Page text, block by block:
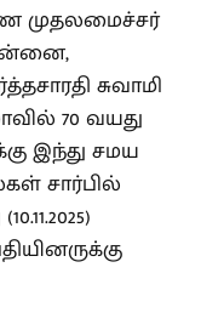
முதலமைச்சர்
சுவாமி
70 வயது
இந்து சமய
சார்பில்